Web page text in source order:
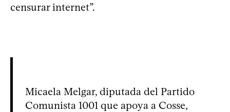
censurar internet”.
Micaela Melgar, diputada del Partido
Comunista 1001 que apoya a Cosse,